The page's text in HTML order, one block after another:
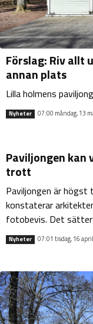
Förslag: Riv allt
annan plats
Lilla holmens
Nyheter 07:00 måndag, 13
Paviljongen kan
trott
Paviljongen är
konstaterar
fotobevis. Det
Nyheter 07:01 tisdag, 16